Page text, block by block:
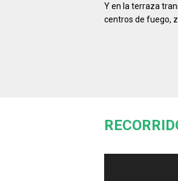
Y en la terraza
centros de fuego,